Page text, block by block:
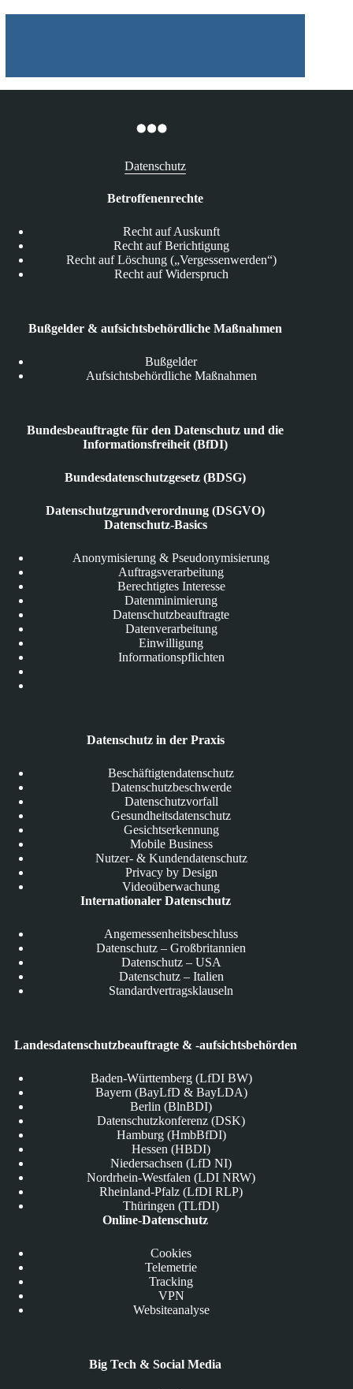
Datenschutz
Betroffenenrechte
Recht auf Auskunft
Recht auf Berichtigung
Recht auf Löschung („Vergessenwerden“)
Recht auf Widerspruch
Bußgelder & aufsichtsbehördliche Maßnahmen
Bußgelder
Aufsichtsbehördliche Maßnahmen
Bundesbeauftragte für den Datenschutz und die
Informationsfreiheit (BfDI)
Bundesdatenschutzgesetz (BDSG)
Datenschutzgrundverordnung (DSGVO)
Datenschutz-Basics
Anonymisierung & Pseudonymisierung
Auftragsverarbeitung
Berechtigtes Interesse
Datenminimierung
Datenschutzbeauftragte
Datenverarbeitung
Einwilligung
Informationspflichten
Datenschutz in der Praxis
Beschäftigtendatenschutz
Datenschutzbeschwerde
Datenschutzvorfall
Gesundheitsdatenschutz
Gesichtserkennung
Mobile Business
Nutzer- & Kundendatenschutz
Privacy by Design
Videoüberwachung
Internationaler Datenschutz
Angemessenheitsbeschluss
Datenschutz – Großbritannien
Datenschutz – USA
Datenschutz – Italien
Standardvertragsklauseln
Landesdatenschutzbeauftragte & -aufsichtsbehörden
Baden-Württemberg (LfDI BW)
Bayern (BayLfD & BayLDA)
Berlin (BlnBDI)
Datenschutzkonferenz (DSK)
Hamburg (HmbBfDI)
Hessen (HBDI)
Niedersachsen (LfD NI)
Nordrhein-Westfalen (LDI NRW)
Rheinland-Pfalz (LfDI RLP)
Thüringen (TLfDI)
Online-Datenschutz
Cookies
Telemetrie
Tracking
VPN
Websiteanalyse
Big Tech & Social Media